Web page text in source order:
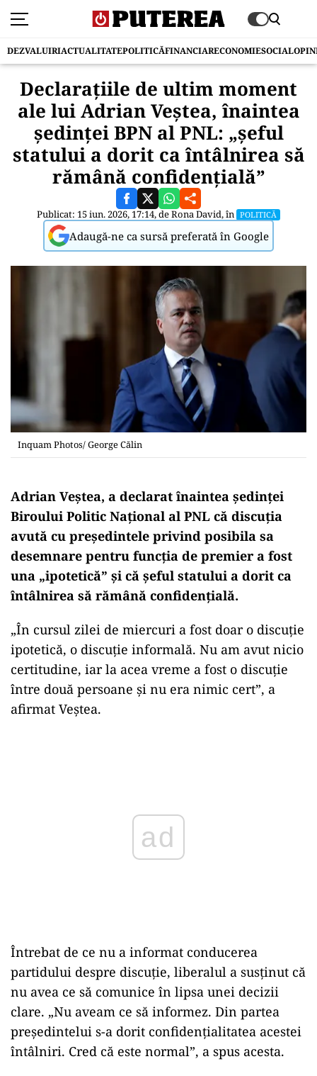
DEZVALUIRIACTUALITATEPOLITICĂFINANCIARECONOMIESOCIAL
Declarațiile de ultim moment
ale lui Adrian Veștea, înaintea
ședinței BPN al PNL: „șeful
statului a dorit ca întâlnirea să
rămână confidențială”
Publicat: 15 iun. 2026, 17:14, deRona David, în POLITICĂ
Adaugă-ne ca sursă preferată în Google
Inquam Photos/ George Călin
Adrian Veștea, a declarat înaintea ședinței
Biroului Politic Național al PNL că discuția
avută cu președintele privind posibila sa
desemnare pentru funcția de premier a fost
una „ipotetică” și că șeful statului a dorit ca
întâlnirea să rămână confidențială.
„În cursul zilei de miercuri a fost doar o discuție
ipotetică, o discuție informală. Nu am avut nicio
certitudine, iar la acea vreme a fost o discuție
între două persoane și nu era nimic cert”, a
afirmat Veștea.
Întrebat de ce nu a informat conducerea
partidului despre discuție, liberalul a susținut că
nu avea ce să comunice în lipsa unei decizii
clare. „Nu aveam ce să informez. Din partea
președintelui s-a dorit confidențialitatea acestei
întâlniri. Cred că este normal”, a spus acesta.